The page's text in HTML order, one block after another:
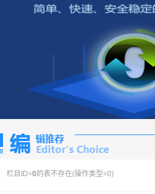
栏目ID=0的表不存在(操作类型=0)